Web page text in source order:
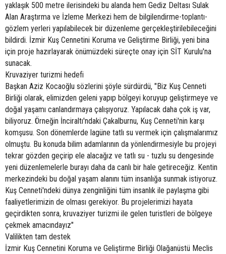
yaklaşık 500 metre ilerisindeki bu alanda hem Gediz Deltası Sulak
Alan Araştırma ve İzleme Merkezi hem de bilgilendirme-toplantı-
gözlem yerleri yapılabilecek bir düzenleme gerçekleştirilebileceğini
bildirdi. İzmir Kuş Cennetini Koruma ve Geliştirme Birliği, yeni bina
için proje hazırlayarak önümüzdeki süreçte onay için SİT Kurulu'na
sunacak.
Kruvaziyer turizmi hedefi
Başkan Aziz Kocaoğlu sözlerini şöyle sürdürdü, "Biz Kuş Cenneti
Birliği olarak, elimizden geleni yapıp bölgeyi koruyup geliştirmeye ve
doğal yaşamı canlandırmaya çalışıyoruz. Yapılacak daha çok iş var,
biliyoruz. Örneğin İnciraltı'ndaki Çakalburnu, Kuş Cenneti'nin karşı
komşusu. Son dönemlerde lagüne tatlı su vermek için çalışmalarımız
olmuştu. Bu konuda bilim adamlarının da yönlendirmesiyle bu projeyi
tekrar gözden geçirip ele alacağız ve tatlı su - tuzlu su dengesinde
yeni düzenlemelerle burayı daha da canlı bir hale getireceğiz. Kentin
merkezindeki bu doğal yaşam alanını tüm insanlığa sunmak istiyoruz.
Kuş Cenneti'ndeki dünya zenginliğini tüm insanlık ile paylaşma gibi
faaliyetlerimizin de olması gerekiyor. Bu projelerimizi hayata
geçirdikten sonra, kruvaziyer turizmi ile gelen turistleri de bölgeye
çekmek amacındayız"
Valilikten tam destek
İzmir Kuş Cennetini Koruma ve Geliştirme Birliği Olağanüstü Meclis